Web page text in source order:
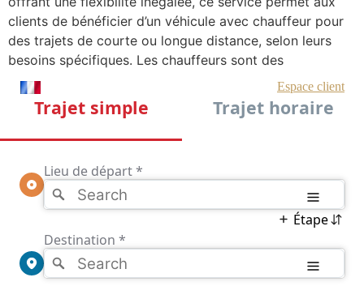
clients de bénéficier d’un véhicule avec chauffeur pour
des trajets de courte ou longue distance, selon leurs
besoins spécifiques. Les chauffeurs sont des
professionnels expérimentés, formés pour garantir une
expérience de voyage agréable et sans tracas.
des clients. Que vous voyagiez seul ou en groupe, le
service de chauffeur privé à Boussens met à disposition
une flotte de véhicules variée, allant des berlines
élégantes aux vans spacieux. Chaque véhicule est
équipé pour assurer un confort optimal, tout en
respectant des normes de sécurité rigoureuses.